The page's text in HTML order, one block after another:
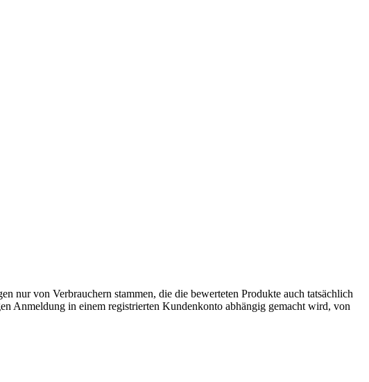
nur von Verbrauchern stammen, die die bewerteten Produkte auch tatsächlich
Anmeldung in einem registrierten Kundenkonto abhängig gemacht wird, von